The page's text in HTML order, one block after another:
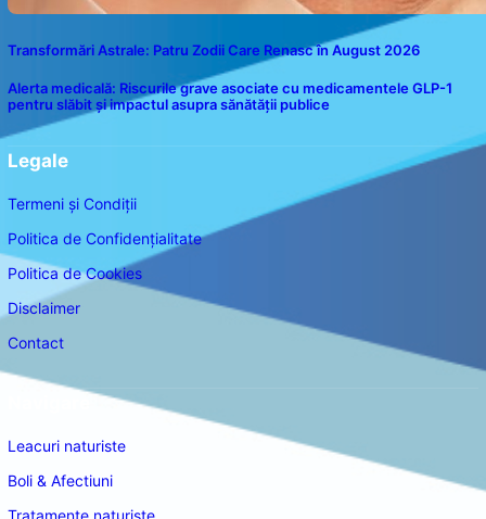
Transformări Astrale: Patru Zodii Care Renasc în August 2026
Alerta medicală: Riscurile grave asociate cu medicamentele GLP-1
pentru slăbit și impactul asupra sănătății publice
Legale
Termeni și Condiții
Politica de Confidențialitate
Politica de Cookies
Disclaimer
Contact
Leacuri naturiste
Boli & Afectiuni